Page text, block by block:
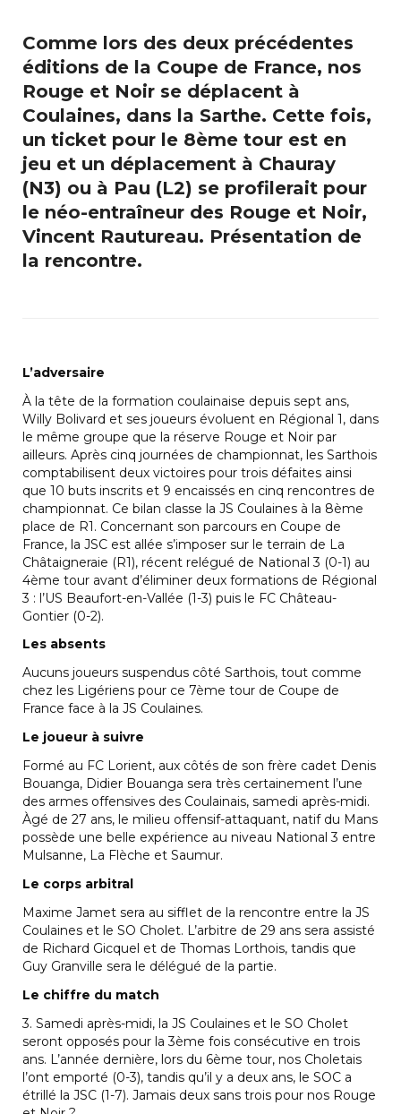
Comme lors des deux précédentes
éditions de la Coupe de France, nos
Rouge et Noir se déplacent à
Coulaines, dans la Sarthe. Cette fois,
un ticket pour le 8ème tour est en
jeu et un déplacement à Chauray
(N3) ou à Pau (L2) se profilerait pour
le néo-entraîneur des Rouge et Noir,
Vincent Rautureau. Présentation de
la rencontre.
L’adversaire
À la tête de la formation coulainaise depuis sept ans,
Willy Bolivard et ses joueurs évoluent en Régional 1, dans
le même groupe que la réserve Rouge et Noir par
ailleurs. Après cinq journées de championnat, les Sarthois
comptabilisent deux victoires pour trois défaites ainsi
que 10 buts inscrits et 9 encaissés en cinq rencontres de
championnat. Ce bilan classe la JS Coulaines à la 8ème
place de R1. Concernant son parcours en Coupe de
France, la JSC est allée s’imposer sur le terrain de La
Châtaigneraie (R1), récent relégué de National 3 (0-1) au
4ème tour avant d’éliminer deux formations de Régional
3 : l’US Beaufort-en-Vallée (1-3) puis le FC Château-
Gontier (0-2).
Les absents
Aucuns joueurs suspendus côté Sarthois, tout comme
chez les Ligériens pour ce 7ème tour de Coupe de
France face à la JS Coulaines.
Le joueur à suivre
Formé au FC Lorient, aux côtés de son frère cadet Denis
Bouanga, Didier Bouanga sera très certainement l’une
des armes offensives des Coulainais, samedi après-midi.
Àgé de 27 ans, le milieu offensif-attaquant, natif du Mans
possède une belle expérience au niveau National 3 entre
Mulsanne, La Flèche et Saumur.
Le corps arbitral
Maxime Jamet sera au sifflet de la rencontre entre la JS
Coulaines et le SO Cholet. L’arbitre de 29 ans sera assisté
de Richard Gicquel et de Thomas Lorthois, tandis que
Guy Granville sera le délégué de la partie.
Le chiffre du match
3. Samedi après-midi, la JS Coulaines et le SO Cholet
seront opposés pour la 3ème fois consécutive en trois
ans. L’année dernière, lors du 6ème tour, nos Choletais
l’ont emporté (0-3), tandis qu’il y a deux ans, le SOC a
étrillé la JSC (1-7). Jamais deux sans trois pour nos Rouge